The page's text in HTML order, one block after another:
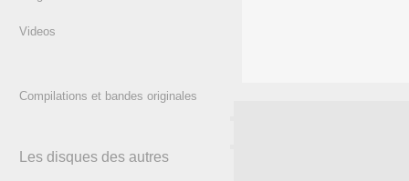
Videos
Compilations et bandes originales
Les disques des autres